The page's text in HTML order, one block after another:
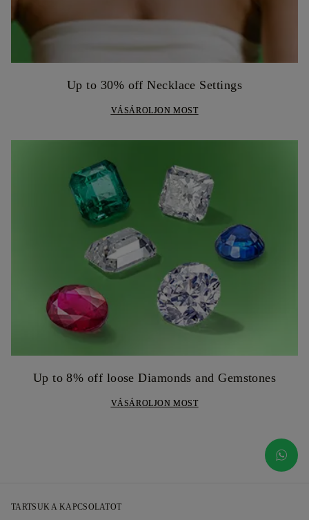
Up to 30% off Necklace Settings
VÁSÁROLJON MOST
Up to 8% off loose Diamonds and Gemstones
VÁSÁROLJON MOST
TARTSUK A KAPCSOLATOT